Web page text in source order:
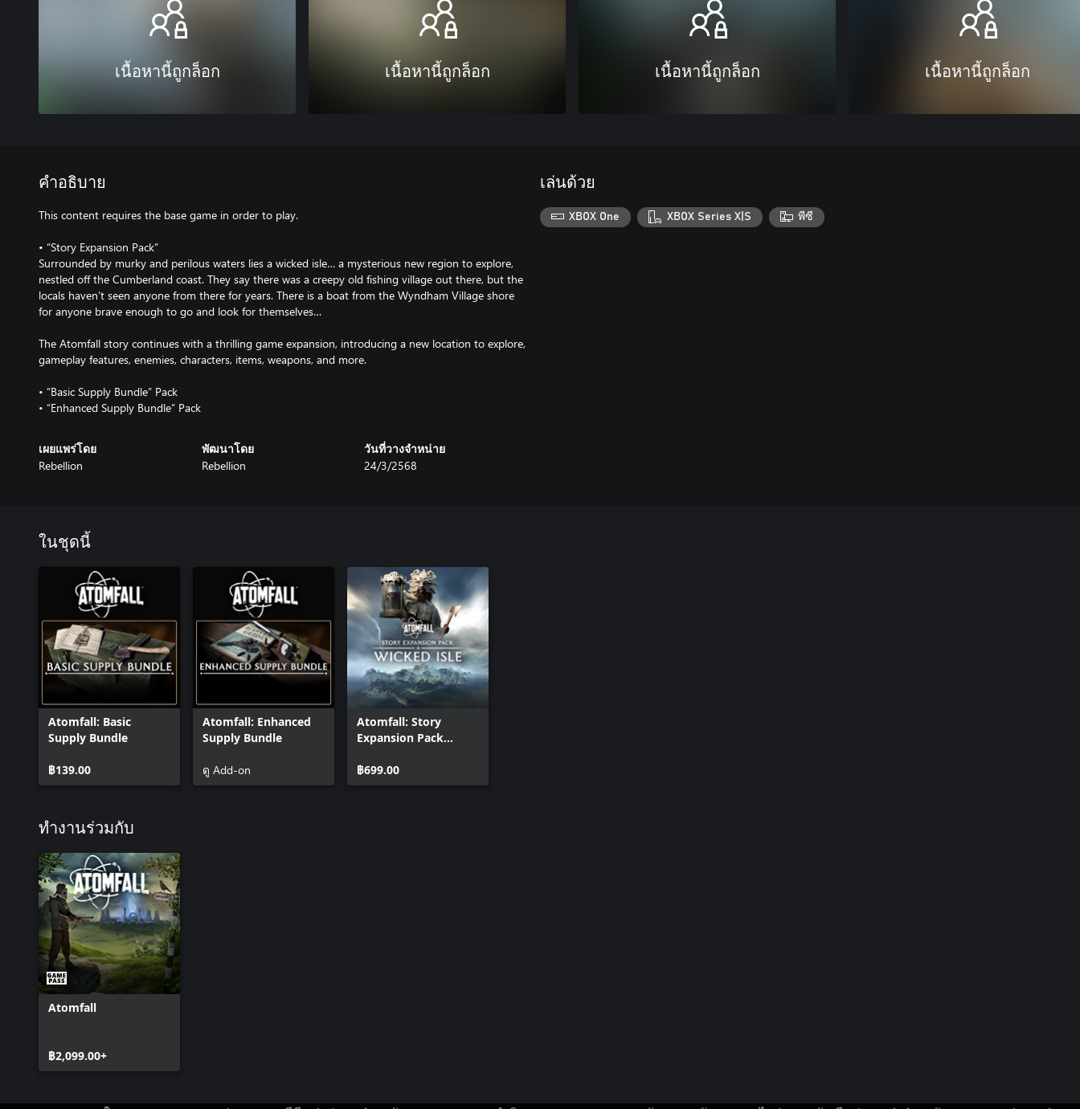
เนื้อหานี้ถูกล็อก เนื้อหานี้ถูกล็อก เนื้อหานี้ถูกล็อก เนื้อหานี้ถูกล็อก
คำอธิบาย
This content requires the base game in order to play.
• “Story Expansion Pack”
Surrounded by murky and perilous waters lies a wicked isle… a mysterious new region to explore,
nestled off the Cumberland coast. They say there was a creepy old fishing village out there, but the
locals haven’t seen anyone from there for years. There is a boat from the Wyndham Village shore
for anyone brave enough to go and look for themselves…
The Atomfall story continues with a thrilling game expansion, introducing a new location to explore,
gameplay features, enemies, characters, items, weapons, and more.
• “Basic Supply Bundle” Pack
• “Enhanced Supply Bundle” Pack
เผยแพร่โดย
Rebellion
พัฒนาโดย
Rebellion
วันที่วางจำหน่าย
24/3/2568
เล่นด้วย
XBOX One XBOX Series X|S พีซี
ในชุดนี้
Atomfall: Basic
Supply Bundle
฿139.00
Atomfall: Enhanced
Supply Bundle
ดู Add-on
Atomfall: Story
Expansion Pack
฿699.00
ทำงานร่วมกับ
Atomfall
฿2,099.00+